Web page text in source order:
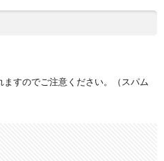
すのでご注意ください。（スパム